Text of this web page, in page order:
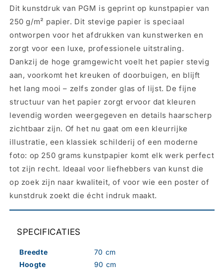
Dit kunstdruk van PGM is geprint op kunstpapier van
250 g/m² papier. Dit stevige papier is speciaal
ontworpen voor het afdrukken van kunstwerken en
zorgt voor een luxe, professionele uitstraling.
Dankzij de hoge gramgewicht voelt het papier stevig
aan, voorkomt het kreuken of doorbuigen, en blijft
het lang mooi – zelfs zonder glas of lijst. De fijne
structuur van het papier zorgt ervoor dat kleuren
levendig worden weergegeven en details haarscherp
zichtbaar zijn. Of het nu gaat om een kleurrijke
illustratie, een klassiek schilderij of een moderne
foto: op 250 grams kunstpapier komt elk werk perfect
tot zijn recht. Ideaal voor liefhebbers van kunst die
op zoek zijn naar kwaliteit, of voor wie een poster of
kunstdruk zoekt die écht indruk maakt.
SPECIFICATIES
Breedte
70 cm
Hoogte
90 cm